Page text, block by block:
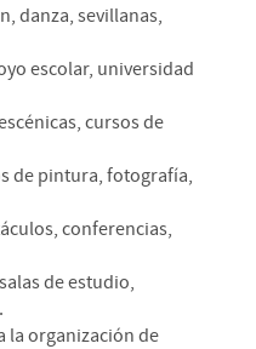
danza, sevillanas,
escolar, universidad
cursos de
de pintura, fotografía,
conferencias,
de estudio,
la organización de